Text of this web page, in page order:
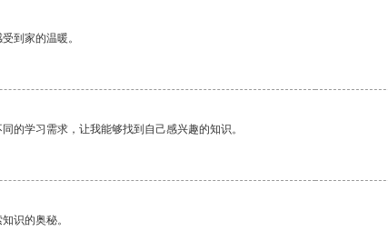
到家的温暖。
的学习需求，让我能够找到自己感兴趣的知识。
识的奥秘。